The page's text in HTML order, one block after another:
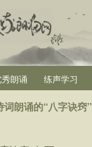
朗诵 练声学习
词朗诵的“八字诀窍”